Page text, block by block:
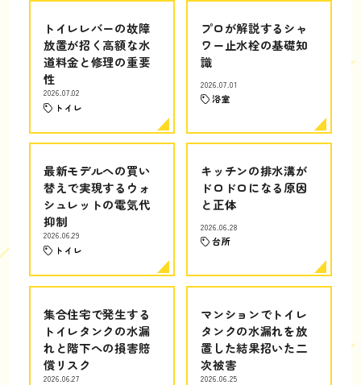
トイレレバーの故障
放置が招く高額な水
道料金と修理の重要
性
2026.07.02
トイレ
プロが解説するシャ
ワー止水栓の基礎知
識
2026.07.01
浴室
最新モデルへの買い
替えで実現するウォ
シュレットの電気代
抑制
2026.06.29
トイレ
キッチンの排水溝が
ドロドロになる原因
と正体
2026.06.28
台所
集合住宅で発生する
トイレタンクの水漏
れと階下への損害賠
償リスク
2026.06.27
マンションでトイレ
タンクの水漏れを放
置した結果招いた二
次被害
2026.06.25